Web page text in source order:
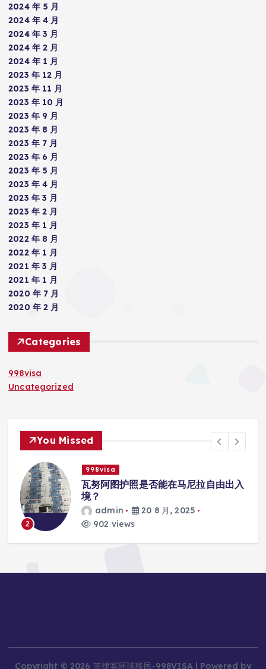
2024 年 5 月
2024 年 4 月
2024 年 3 月
2024 年 2 月
2024 年 1 月
2023 年 12 月
2023 年 11 月
2023 年 10 月
2023 年 9 月
2023 年 8 月
2023 年 7 月
2023 年 6 月
2023 年 5 月
2023 年 4 月
2023 年 3 月
2023 年 2 月
2023 年 1 月
2022 年 8 月
2022 年 1 月
2021 年 3 月
2021 年 1 月
2020 年 7 月
2020 年 2 月
Categories
998visa
Uncategorized
You Missed
2
998visa
瓦努阿图护照是否能在马尼拉自由出入
境？
admin
20 8 月, 2025
902 views
Copyright © 2026 菲律宾环球移民-998VISA | Powered by